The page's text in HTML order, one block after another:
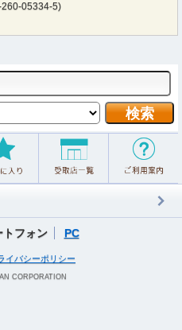
260-05334-5)
トフォン PC
イバシーポリシー
CORPORATION